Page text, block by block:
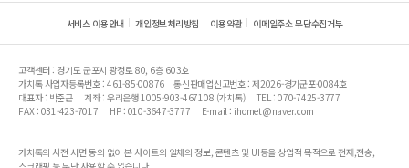
서비스 이용안내 개인정보처리방침 이용약관 이메일주소 무단수집거부
고객센터 : 경기도 군포시 광정로 80, 6층 603호
가치톡 사업자등록번호 : 461-85-00876
통신판매업신고번호 : 제2026-경기군포-0084호
대표자 : 박준근
계좌 : 우리은행 1005-903-467108 (가치톡)
TEL : 070-7425-3777
FAX : 031-423-7017
HP : 010-3647-3777 E-mail : ihomet@naver.com
가치톡의 사전 서면 동의 없이 본 사이트의 일체의 정보, 콘텐츠 및 UI등을 상업적 목적으로 전재,전송,
스크래핑 등 무단 사용할 수 없습니다